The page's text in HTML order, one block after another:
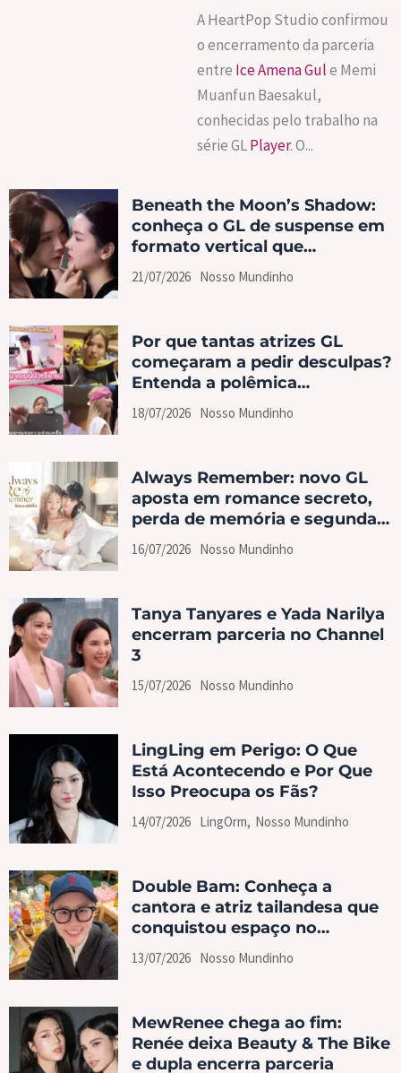
A HeartPop Studio confirmou
o encerramento da parceria
entre Ice Amena Gule Memi
Muanfun Baesakul,
conhecidas pelo trabalho na
série GLPlayer. O...
Beneath the Moon’s Shadow:
conheça o GL de suspense em
formato vertical que
conquistou o TikTok
21/07/2026 Nosso Mundinho
Por que tantas atrizes GL
começaram a pedir desculpas?
Entenda a polêmica
envolvendo o Signal for Help
18/07/2026 Nosso Mundinho
Always Remember: novo GL
aposta em romance secreto,
perda de memória e segundas
chances
16/07/2026 Nosso Mundinho
Tanya Tanyares e Yada Narilya
encerram parceria no Channel
3
15/07/2026 Nosso Mundinho
LingLing em Perigo: O Que
Está Acontecendo e Por Que
Isso Preocupa os Fãs?
14/07/2026 LingOrm, Nosso Mundinho
Double Bam: Conheça a
cantora e atriz tailandesa que
conquistou espaço no
universo GL
13/07/2026 Nosso Mundinho
MewRenee chega ao fim:
Renée deixa Beauty & The Bike
e dupla encerra parceria